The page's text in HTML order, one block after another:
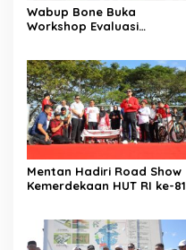
Wabup Bone Buka
Workshop Evaluasi
Mentan Hadiri Road Show
Kemerdekaan HUT RI ke-81
Puluhan Ribu Masyarakat